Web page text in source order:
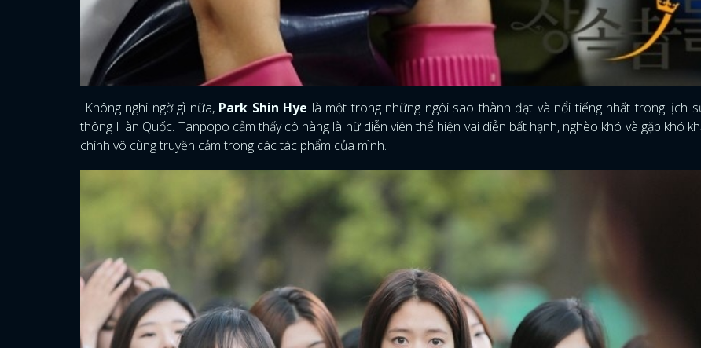
ĐĂNG NHẬP
FACEBOOK GOOGLE
Không nghi ngờ gì nữa, Park Shin Hye là một trong những ngôi sao thành đạt và nổi tiếng nhất trong lịch
thông Hàn Quốc. Tanpopo cảm thấy cô nàng là nữ diễn viên thể hiện vai diễn bất hạnh, nghèo khó và gặp khó
chính vô cùng truyền cảm trong các tác phẩm của mình.